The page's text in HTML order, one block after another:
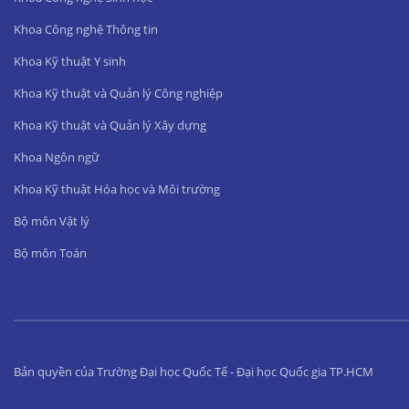
Khoa Công nghệ Thông tin
Khoa Kỹ thuật Y sinh
Khoa Kỹ thuật và Quản lý Công nghiệp
Khoa Kỹ thuật và Quản lý Xây dựng
Khoa Ngôn ngữ
Khoa Kỹ thuật Hóa học và Môi trường
Bộ môn Vật lý
Bộ môn Toán
Bản quyền của Trường Đại học Quốc Tế - Đại học Quốc gia TP.HCM